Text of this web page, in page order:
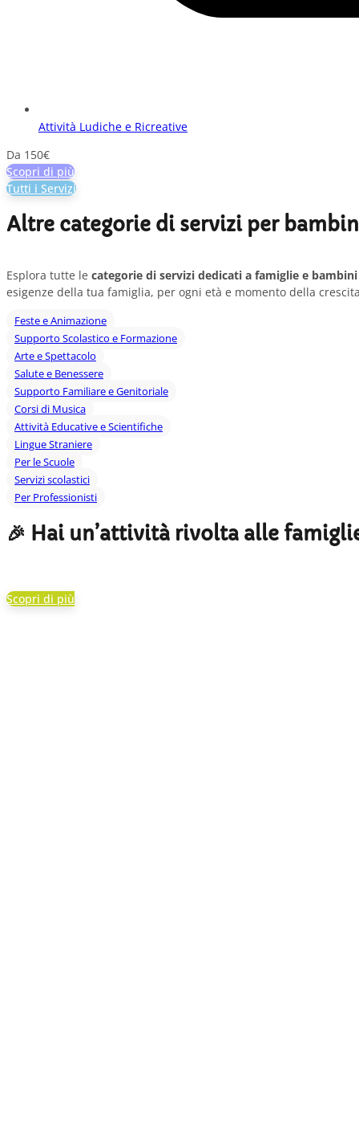
Attività Ludiche e Ricreative
Da 150€
Scopri di più
Tutti i Servizi
Altre categorie di servizi per
Esplora tutte le categorie di servizi dedicati a famiglie e bambini
esigenze della tua famiglia, per ogni età e momento della
Feste e Animazione
Supporto Scolastico e Formazione
Arte e Spettacolo
Salute e Benessere
Supporto Familiare e Genitoriale
Corsi di Musica
Attività Educative e Scientifiche
Lingue Straniere
Per le Scuole
Servizi scolastici
Per Professionisti
🎉 Hai un’attività rivolta alle
Scopri di più